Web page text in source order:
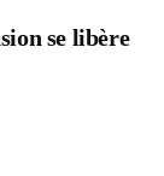
se libère